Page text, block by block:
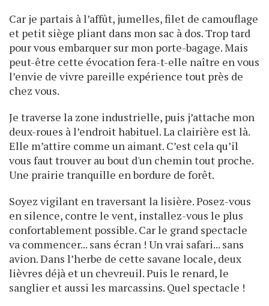
Car je partais à l’affût, jumelles, filet de camouflage
et petit siège pliant dans mon sac à dos. Trop tard
pour vous embarquer sur mon porte-bagage. Mais
peut-être cette évocation fera-t-elle naître en vous
l’envie de vivre pareille expérience tout près de
chez vous.
Je traverse la zone industrielle, puis j’attache mon
deux-roues à l’endroit habituel. La clairière est là.
Elle m’attire comme un aimant. C’est cela qu’il
vous faut trouver au bout d'un chemin tout proche.
Une prairie tranquille en bordure de forêt.
Soyez vigilant en traversant la lisière. Posez-vous
en silence, contre le vent, installez-vous le plus
confortablement possible. Car le grand spectacle
va commencer... sans écran ! Un vrai safari... sans
avion. Dans l’herbe de cette savane locale, deux
lièvres déjà et un chevreuil. Puis le renard, le
sanglier et aussi les marcassins. Quel spectacle !